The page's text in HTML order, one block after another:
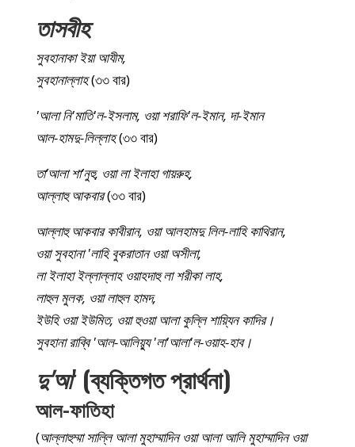
তাসবীহ
সুবহানাকা ইয়া আযীম,
সুবহানাল্লাহ(৩৩ বার)
'আলা নি'মাতি'ল-ইসলাম, ওয়া শরাফি'ল-ইমান, দা-ইমান
আল-হামদু-লিল্লাহ(৩৩ বার)
তা’আলা শা’নুহু, ওয়া লা ইলাহা গায়রুহ,
আল্লাহু আকবার(৩৩ বার)
আল্লাহু আকবার কাবীরান, ওয়া আলহামদু লিল-লাহি কাথিরান,
ওয়া সুবহানা 'লাহি বুকরাতান ওয়া অসীলা,
লা ইলাহা ইল্লাল্লাহ ওয়াহদাহু লা শরীকা লাহ,
লাহুল মুলক, ওয়া লাহুল হামদ,
ইউহি ওয়া ইউমিত, ওয়া হুওয়া আলা কুল্লি শায়্যিন কাদির।
সুবহানা রাব্বি 'আল-আলিয়্যু 'লা'আলা'ল-ওয়াহ-হাব।
দু'আ' (ব্যক্তিগত প্রার্থনা)
আল-ফাতিহা
(আল্লাহুম্মা সাল্লি আলা মুহাম্মাদিন ওয়া আলা আলি মুহাম্মাদিন ওয়া